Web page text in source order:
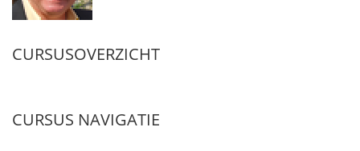
CURSUSOVERZICHT
CURSUS NAVIGATIE